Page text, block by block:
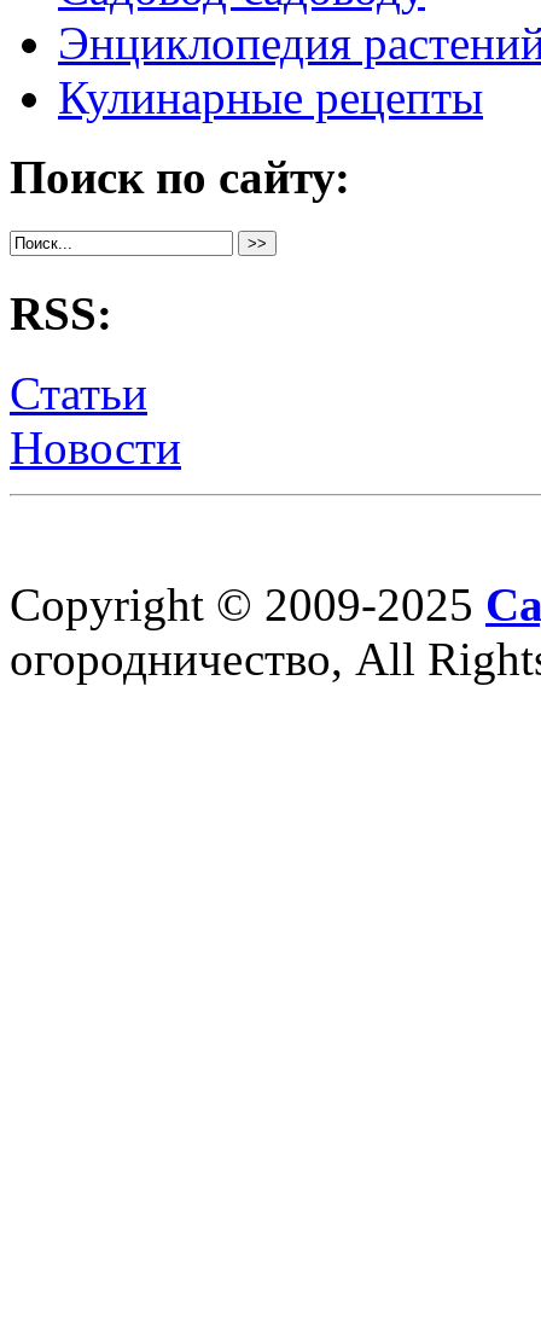
Энциклопедия
Кулинарные рецепты
Поиск по сайту:
RSS:
Статьи
Новости
Copyright © 2009-2025
огородничество, All